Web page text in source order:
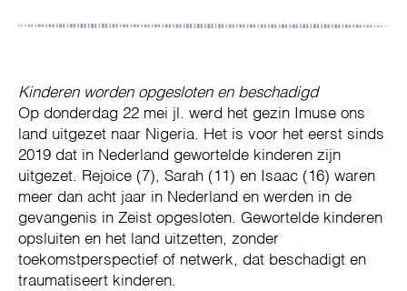
Kinderen worden opgesloten en beschadigd
Op donderdag 22 mei jl. werd het gezin Imuse ons
land uitgezet naar Nigeria. Het is voor het eerst sinds
2019 dat in Nederland gewortelde kinderen zijn
uitgezet. Rejoice (7), Sarah (11) en Isaac (16) waren
meer dan acht jaar in Nederland en werden in de
gevangenis in Zeist opgesloten. Gewortelde kinderen
opsluiten en het land uitzetten, zonder
toekomstperspectief of netwerk, dat beschadigt en
traumatiseert kinderen.